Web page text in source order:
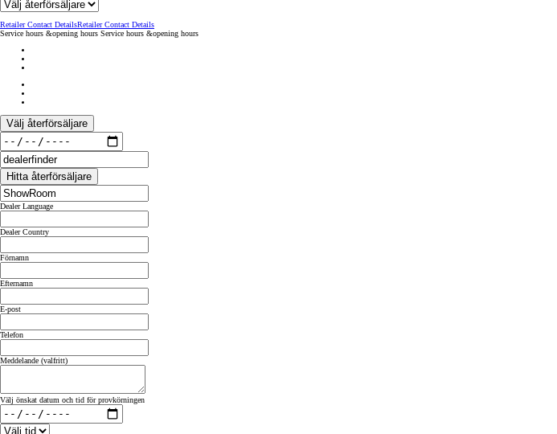
Från 599 900 kr
Nya Corolla Cross
Retailer Contact DetailsRetailer Contact Details
Service hours &opening hours Service hours &opening hours
Välj återförsäljare
Hitta återförsäljare
Dealer Language
Dealer Country
Förnamn
Efternamn
E-post
Telefon
Meddelande (valfritt)
Välj önskat datum och tid för provkörningen